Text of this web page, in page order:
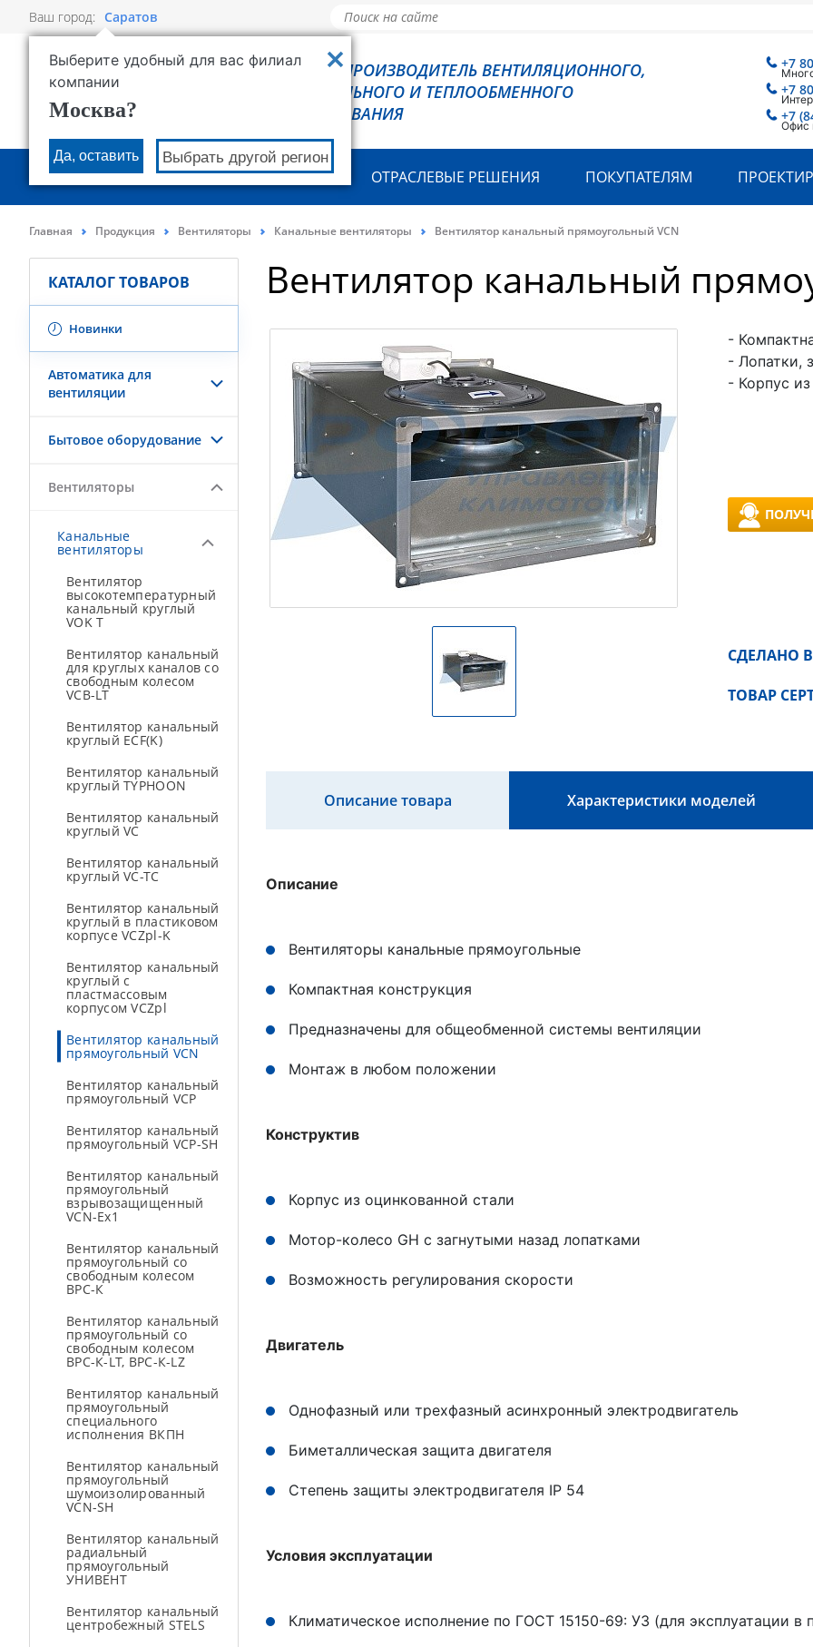
Ваш город: Саратов
Выберите удобный для вас филиал
компании
Москва?
Да, оставить Выбрать другой регион
РОВЕН - ПРОИЗВОДИТЕЛЬ ВЕНТИЛЯЦИОННОГО,
ХОЛОДИЛЬНОГО И ТЕПЛООБМЕННОГО
ОБОРУДОВАНИЯ
+7
+7
+7
Офис
О КОМПАНИИ ПРОДУКЦИЯ ОТРАСЛЕВЫЕ РЕШЕНИЯ ПОКУПАТЕЛЯМ
Главная Продукция Вентиляторы Канальные вентиляторы Вентилятор канальный прямоугольный VCN
КАТАЛОГ ТОВАРОВ
Новинки
Автоматика для
вентиляции
Бытовое оборудование
Вентиляторы
Канальные
вентиляторы
Вентилятор
высокотемпературный
канальный круглый
VOK T
Вентилятор канальный
для круглых каналов со
свободным колесом
VCB-LT
Вентилятор канальный
круглый ECF(K)
Вентилятор канальный
круглый TYPHOON
Вентилятор канальный
круглый VC
Вентилятор канальный
круглый VC-TC
Вентилятор канальный
круглый в пластиковом
корпусе VCZpl-K
Вентилятор канальный
круглый с
пластмассовым
корпусом VCZpl
Вентилятор канальный
прямоугольный VCN
Вентилятор канальный
прямоугольный VCP
Вентилятор канальный
прямоугольный VCP-SH
Вентилятор канальный
прямоугольный
взрывозащищенный
VCN-Ex1
Вентилятор канальный
прямоугольный со
свободным колесом
ВРС-К
Вентилятор канальный
прямоугольный со
свободным колесом
ВРС-К-LT, ВРС-К-LZ
Вентилятор канальный
прямоугольный
специального
исполнения ВКПН
Вентилятор канальный
прямоугольный
шумоизолированный
VCN-SH
Вентилятор канальный
радиальный
прямоугольный
УНИВЕНТ
Вентилятор канальный
центробежный STELS
Вентилятор канальный
-
- Лопатки,
- Корпус
СДЕЛАНО
ТОВАР
Описание товара Характеристики моделей
Описание
Вентиляторы канальные прямоугольные
Компактная конструкция
Предназначены для общеобменной системы вентиляции
Монтаж в любом положении
Конструктив
Корпус из оцинкованной стали
Мотор-колесо GH с загнутыми назад лопатками
Возможность регулирования скорости
Двигатель
Однофазный или трехфазный асинхронный электродвигатель
Биметаллическая защита двигателя
Степень защиты электродвигателя IP 54
Условия эксплуатации
Климатическое исполнение по ГОСТ 15150-69: У3 (для эксплуатации в